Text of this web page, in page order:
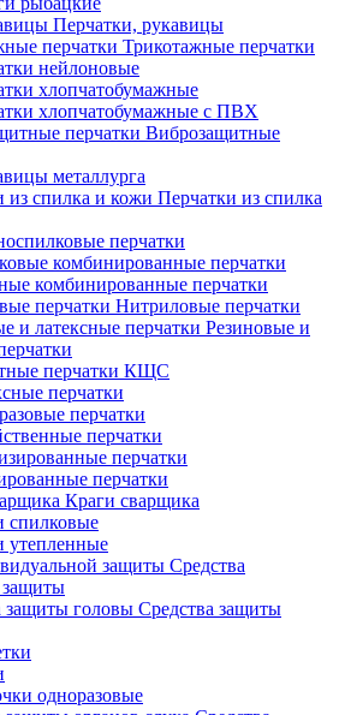
Перчатки, рукавицы
Трикотажные перчатки
нейлоновые
хлопчатобумажные
хлопчатобумажные с ПВХ
Виброзащитные
металлурга
Перчатки из спилка
перчатки
комбинированные перчатки
комбинированные перчатки
Нитриловые перчатки
Резиновые и
перчатки КЩС
перчатки
перчатки
перчатки
перчатки
Краги сварщика
спилковые
утепленные
Средства
защиты
Средства защиты
одноразовые